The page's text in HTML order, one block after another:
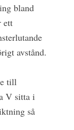
bland
ett
avstånd.
till
V sitta i
så